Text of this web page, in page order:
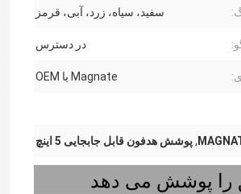
سفید، سیاه، زرد، آبی، قرمز
در دسترس
Magnate یا OEM
,پوشش هدفون قابل جابجایی 5 اینچ
را پوشش می دهد